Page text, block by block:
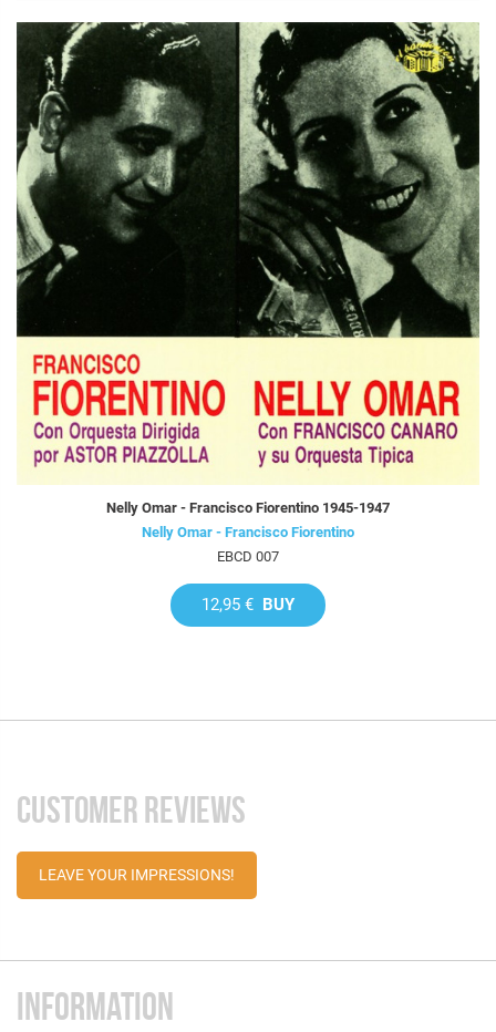
Nelly Omar - Francisco Fiorentino 1945-1947
Nelly Omar - Francisco Fiorentino
EBCD 007
12,95 € BUY
CUSTOMER REVIEWS
LEAVE YOUR IMPRESSIONS!
INFORMATION